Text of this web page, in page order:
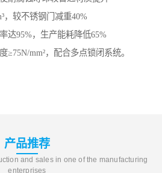
，较不锈钢门减重40%
达95%，生产能耗降低65%
≥75N/mm²，配合多点锁闭系统。
产品推荐
and sales in one of the manufacturing
enterprises